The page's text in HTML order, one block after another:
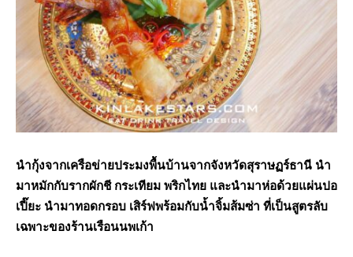
นำกุ้งจากเครือข่ายประมงพื้นบ้านจากจังหวัดสุราษฏร์ธานี นำ
มาหมักกับรากผักชี กระเทียม พริกไทย และนำมาห่อด้วยแผ่นปอ
เปี๊ยะ นำมาทอดกรอบ เสิร์ฟพร้อมกับน้ำจิ้มส้มซ่า ที่เป็นสูตรลับ
เฉพาะของร้านเรือนนพเก้า